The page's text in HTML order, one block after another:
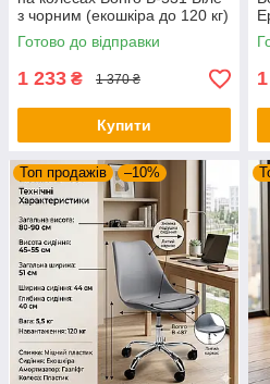
з чорним (екошкіра до 120 кг)
Готово до відправки
1 233 ₴ 1 370 ₴
Купити
кг)
Топ продажів –10%